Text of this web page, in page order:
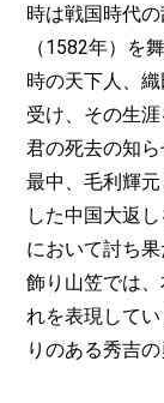
時は戦国時代
（1582年）を
時の天下人、
受け、その生
君の死去の知
最中、毛利輝
した中国大返
において討ち果
飾り山笠では
れを表現して
りのある秀吉